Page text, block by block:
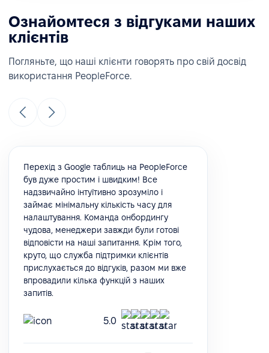
Ознайомтеся з відгуками наших
клієнтів
Погляньте, що наші клієнти говорять про свій досвід
використання PeopleForce.
Перехід з Google таблиць на PeopleForce
був дуже простим і швидким! Все
надзвичайно інтуїтивно зрозуміло і
займає мінімальну кількість часу для
налаштування. Команда онбордингу
чудова, менеджери завжди були готові
відповісти на наші запитання. Крім того,
круто, що служба підтримки клієнтів
прислухається до відгуків, разом ми вже
впровадили кілька функцій з наших
запитів.
5.0